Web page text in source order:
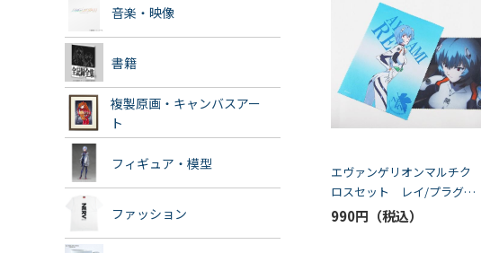
音楽・映像
書籍
複製原画・キャンバスアー
ト
フィギュア・模型
ファッション
エヴァンゲリオンマルチク
ロスセット レイ/プラグス
ーツ（K5-SPEC）
990円